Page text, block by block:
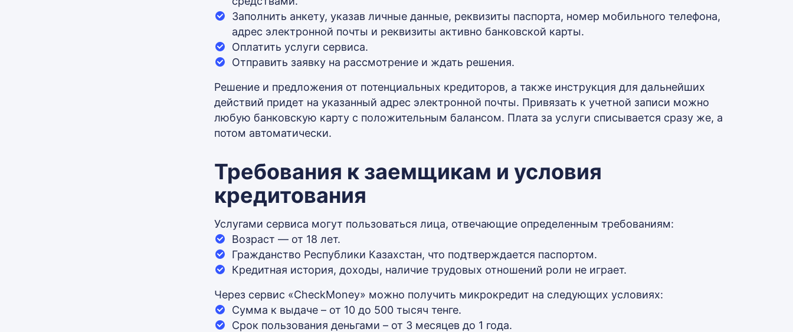
Заполнить анкету, указав личные данные, реквизиты паспорта, номер мобильного телефона,
адрес электронной почты и реквизиты активно банковской карты.
Оплатить услуги сервиса.
Отправить заявку на рассмотрение и ждать решения.
Решение и предложения от потенциальных кредиторов, а также инструкция для дальнейших
действий придет на указанный адрес электронной почты. Привязать к учетной записи можно
любую банковскую карту с положительным балансом. Плата за услуги списывается сразу же, а
потом автоматически.
Требования к заемщикам и условия
кредитования
Услугами сервиса могут пользоваться лица, отвечающие определенным требованиям:
Возраст — от 18 лет.
Гражданство Республики Казахстан, что подтверждается паспортом.
Кредитная история, доходы, наличие трудовых отношений роли не играет.
Через сервис «CheckMoney» можно получить микрокредит на следующих условиях:
Сумма к выдаче – от 10 до 500 тысяч тенге.
Срок пользования деньгами – от 3 месяцев до 1 года.